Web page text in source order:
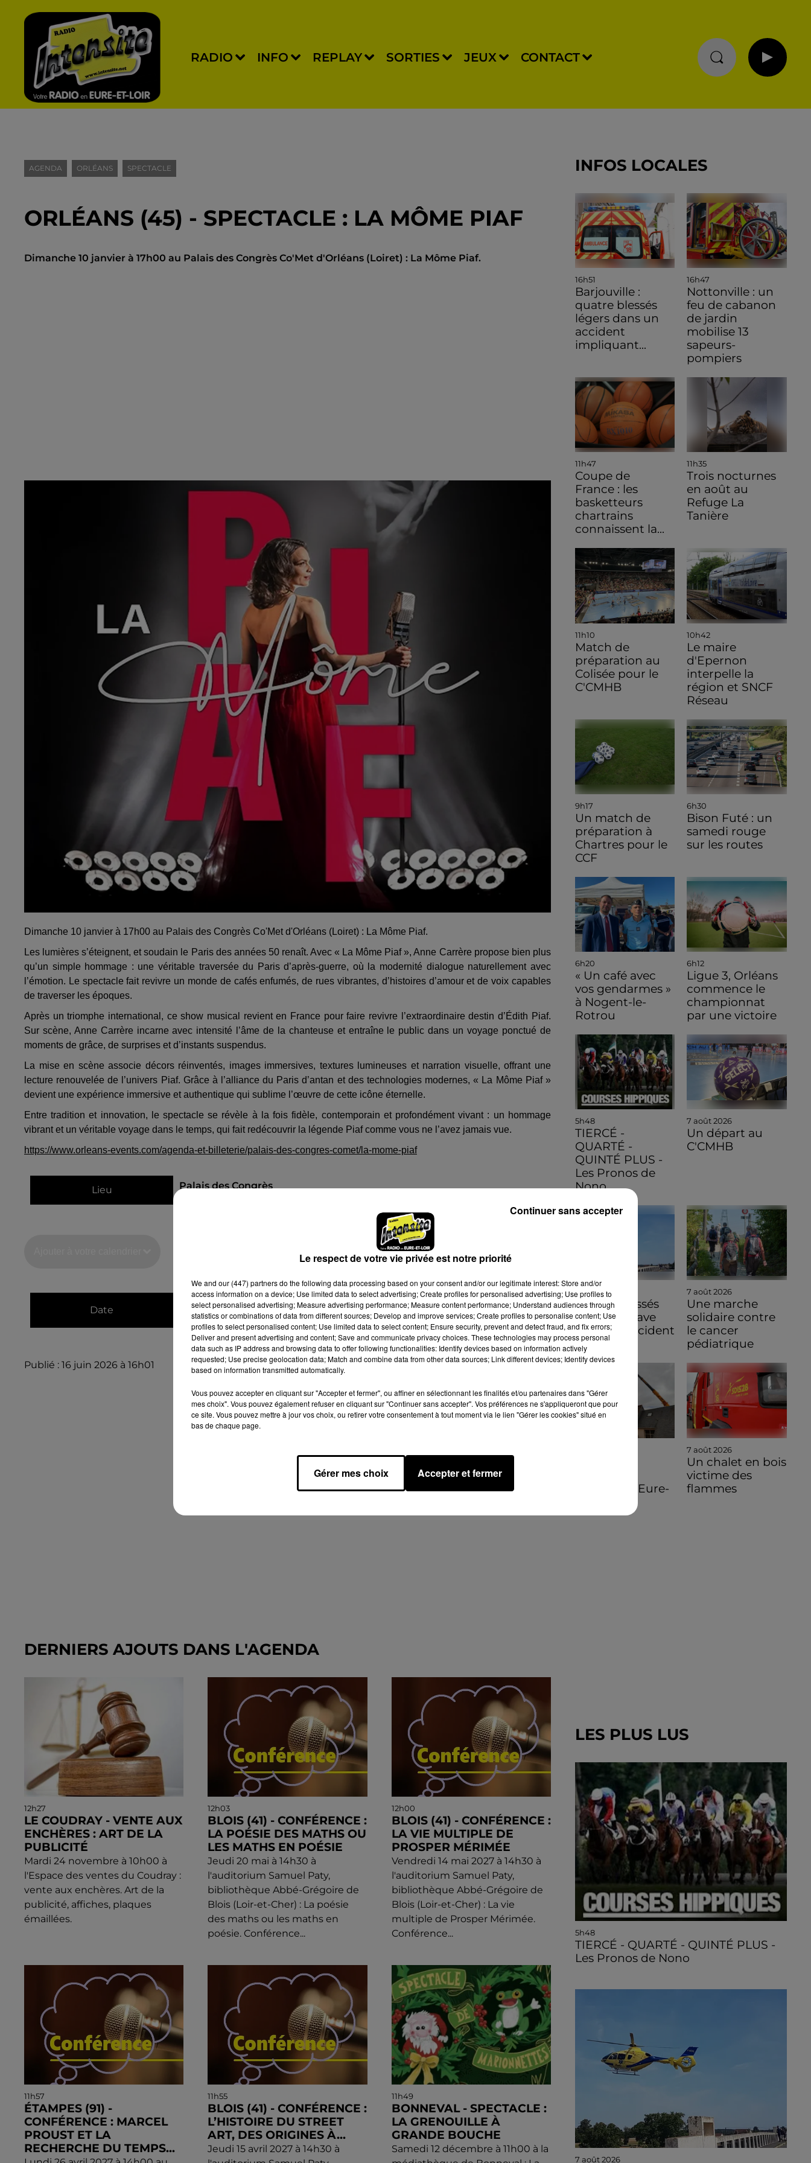
RADIO INFO REPLAY SORTIES JEUX CONTACT
AGENDA ORLÉANS SPECTACLE
ORLÉANS (45) - SPECTACLE : LA MÔME PIAF
Dimanche 10 janvier à 17h00 au Palais des Congrès Co'Met d'Orléans (Loiret) : La Môme Piaf.
Dimanche 10 janvier à 17h00 au Palais des Congrès Co'Met d'Orléans (Loiret) : La Môme Piaf.
Les lumières s’éteignent, et soudain le Paris des années 50 renaît. Avec « La Môme Piaf », Anne Carrère propose bien plus
qu’un simple hommage : une véritable traversée du Paris d’après-guerre, où la modernité dialogue naturellement avec
l’émotion. Le spectacle fait revivre un monde de cafés enfumés, de rues vibrantes, d’histoires d’amour et de voix capables
de traverser les époques.
Après un triomphe international, ce show musical revient en France pour faire revivre l’extraordinaire destin d’Édith Piaf.
Sur scène, Anne Carrère incarne avec intensité l’âme de la chanteuse et entraîne le public dans un voyage ponctué de
moments de grâce, de surprises et d’instants suspendus.
La mise en scène associe décors réinventés, images immersives, textures lumineuses et narration visuelle, offrant une
lecture renouvelée de l’univers Piaf. Grâce à l’alliance du Paris d’antan et des technologies modernes, « La Môme Piaf »
devient une expérience immersive et authentique qui sublime l’œuvre de cette icône éternelle.
Entre tradition et innovation, le spectacle se révèle à la fois fidèle, contemporain et profondément vivant : un hommage
vibrant et un véritable voyage dans le temps, qui fait redécouvrir la légende Piaf comme vous ne l’avez jamais vue.
https://www.orleans-events.com/agenda-et-billeterie/palais-des-congres-comet/la-mome-piaf
Lieu
Palais des Congrès
Date
du10 janvier 2027 à 17h00
au10 janvier 2027 à 19h00
Publié : 16 juin 2026 à 16h01
DERNIERS AJOUTS DANS L'AGENDA
12h27
LE COUDRAY - VENTE AUX
ENCHÈRES : ART DE LA
PUBLICITÉ
Mardi 24 novembre à 10h00 à
l'Espace des ventes du Coudray :
vente aux enchères. Art de la
publicité, affiches, plaques
émaillées.
12h03
BLOIS (41) - CONFÉRENCE :
LA POÉSIE DES MATHS OU
LES MATHS EN POÉSIE
Jeudi 20 mai à 14h30 à
l'auditorium Samuel Paty,
bibliothèque Abbé-Grégoire de
Blois (Loir-et-Cher) : La poésie
des maths ou les maths en
poésie. Conférence...
12h00
BLOIS (41) - CONFÉRENCE :
LA VIE MULTIPLE DE
PROSPER MÉRIMÉE
Vendredi 14 mai 2027 à 14h30 à
l'auditorium Samuel Paty,
bibliothèque Abbé-Grégoire de
Blois (Loir-et-Cher) : La vie
multiple de Prosper Mérimée.
Conférence...
11h57
ÉTAMPES (91) -
CONFÉRENCE : MARCEL
PROUST ET LA
RECHERCHE DU TEMPS...
11h55
BLOIS (41) - CONFÉRENCE :
L’HISTOIRE DU STREET
ART, DES ORIGINES À...
Jeudi 15 avril 2027 à 14h30 à
11h49
BONNEVAL - SPECTACLE :
LA GRENOUILLE À
GRANDE BOUCHE
Samedi 12 décembre à 11h00 à la
INFOS LOCALES
16h51
Barjouville :
quatre blessés
légers dans un
accident
impliquant...
16h47
Nottonville : un
feu de cabanon
de jardin
mobilise 13
sapeurs-
pompiers
11h47
Coupe de
France : les
basketteurs
chartrains
connaissent la...
11h35
Trois nocturnes
en août au
Refuge La
Tanière
11h10
Match de
préparation au
Colisée pour le
C'CMHB
10h42
Le maire
d'Epernon
interpelle la
région et SNCF
Réseau
9h17
Un match de
préparation à
Chartres pour le
CCF
6h30
Bison Futé : un
samedi rouge
sur les routes
6h20
« Un café avec
vos gendarmes »
à Nogent-le-
Rotrou
6h12
Ligue 3, Orléans
commence le
championnat
par une victoire
5h48
TIERCÉ -
QUARTÉ -
QUINTÉ PLUS -
Les Pronos de
Nono
7 août 2026
Un départ au
C'CMHB
7 août 2026
Quatre blessés
dont un grave
dans un accident
sur l'A10
7 août 2026
Une marche
solidaire contre
le cancer
pédiatrique
volante en Eure-
7 août 2026
Un chalet en bois
victime des
flammes
LES PLUS LUS
5h48
TIERCÉ - QUARTÉ - QUINTÉ PLUS -
Les Pronos de Nono
7 août 2026
Le respect de votre vie privée est notre priorité
We and our (447) partnersdo the following data processing based on your consent and/or our legitimate interest: Store and/or
access information on a device; Use limited data to select advertising; Create profiles for personalised advertising; Use profiles to
select personalised advertising; Measure advertising performance; Measure content performance; Understand audiences through
statistics or combinations of data from different sources; Develop and improve services; Create profiles to personalise content; Use
profiles to select personalised content; Use limited data to select content; Ensure security, prevent and detect fraud, and fix errors;
Deliver and present advertising and content; Save and communicate privacy choices. These technologies may process personal
data such as IP address and browsing data to offer following functionalities: Identify devices based on information actively
requested; Use precise geolocation data; Match and combine data from other data sources; Link different devices; Identify devices
based on information transmitted automatically.
Vous pouvez accepter en cliquant sur "Accepter et fermer", ou affiner en sélectionnant les finalités et/ou partenaires dans "Gérer
mes choix". Vous pouvez également refuser en cliquant sur "Continuer sans accepter". Vos préférences ne s'appliqueront que pour
ce site. Vous pouvez mettre à jour vos choix, ou retirer votre consentement à tout moment via le lien "Gérer les cookies" situé en
bas de chaque page.
Gérer mes choix Accepter et fermer
Continuer sans accepter